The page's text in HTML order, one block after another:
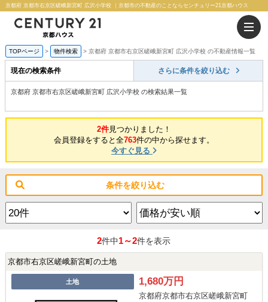
京都府 京都市右京区嵯峨新宮町 広沢小学校 ｜京都市の不動産のことならセンチュリー21京都ハウス
TOPページ 物件検索 京都府 京都市右京区嵯峨新宮町 広沢小学校 の不動産情報一覧
現在の検索条件 さらに条件を絞り込む
京都府 京都市右京区嵯峨新宮町 広沢小学校 の検索結果一覧
2件見つかりました！
会員登録をすると全763件の中から探せます。
今すぐ見る
条件を絞り込む
2件中1～2件を表示
京都市右京区嵯峨新宮町の土地
土地 1,680万円
京都府京都市右京区嵯峨新宮町